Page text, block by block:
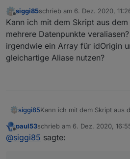
als neues Gerät der
Das ist natürlich totaler
ich das wieder geheilt?
Adapter gesehen, das
Geräte, als auch die
Du erweiterst dein
common.smartName
wird der Datenpunkt
drinnen haben wollen
"original" Datenpunkt,
müssen -> also
Offline
siggi85schrieb am 6. Dez. 2020,
zuletzt editiert von
Kann ich mit dem Skript aus
mehrere Datenpunkte
irgendwie ein Array für idOrigin
gleichartige Aliase nutzen?
siggi85Kann ich mit dem Skript aus
irgendwie ein Array für
gleichartige Aliase nutzen?
Offline
paul53schrieb am 6. Dez. 2020,
zuletzt editiert von
@siggi85 sagte: